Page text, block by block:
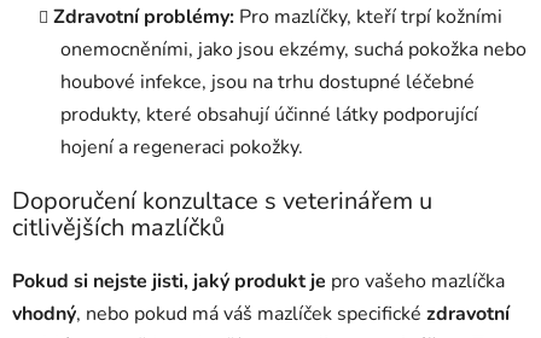
Zdravotní problémy: Pro mazlíčky, kteří trpí kožními
onemocněními, jako jsou ekzémy, suchá pokožka nebo
houbové infekce, jsou na trhu dostupné léčebné
produkty, které obsahují účinné látky podporující
hojení a regeneraci pokožky.
Doporučení konzultace s veterinářem u
citlivějších mazlíčků
Pokud si nejste jisti, jaký produkt je pro vašeho mazlíčka
vhodný, nebo pokud má váš mazlíček specifické zdravotní